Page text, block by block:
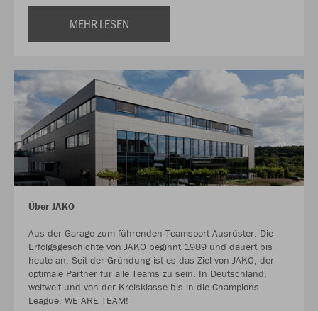
MEHR LESEN
Über JAKO
Aus der Garage zum führenden Teamsport-Ausrüster. Die
Erfolgsgeschichte von JAKO beginnt 1989 und dauert bis
heute an. Seit der Gründung ist es das Ziel von JAKO, der
optimale Partner für alle Teams zu sein. In Deutschland,
weltweit und von der Kreisklasse bis in die Champions
League. WE ARE TEAM!